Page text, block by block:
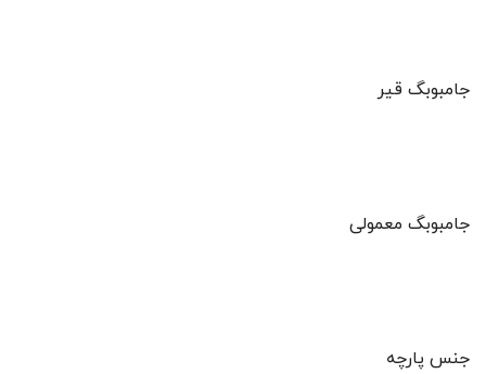
جامبوبگ قیر
جامبوبگ معمولی
جنس پارچه